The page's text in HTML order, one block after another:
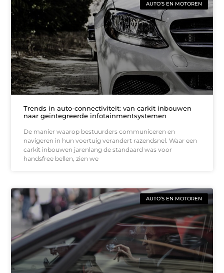
AUTO’S EN MOTOREN
Trends in auto-connectiviteit: van carkit inbouwen
naar geïntegreerde infotainmentsystemen
De manier waarop bestuurders communiceren en
navigeren in hun voertuig verandert razendsnel. Waar een
carkit inbouwen jarenlang de standaard was voor
handsfree bellen, zien we
AUTO’S EN MOTOREN